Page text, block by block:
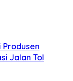
Produsen
Jalan Tol